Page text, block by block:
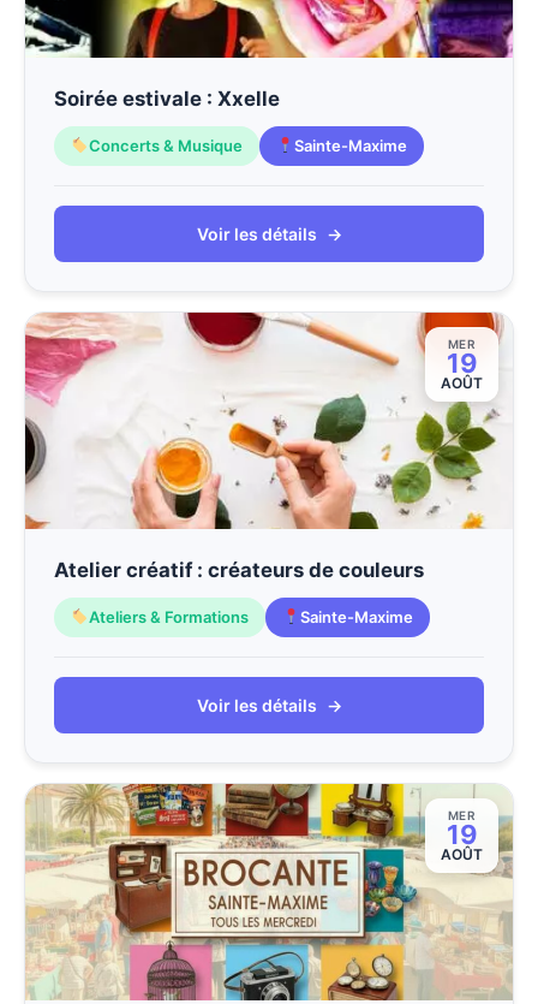
Soirée estivale : Xxelle
Concerts & Musique Sainte-Maxime
Voir les détails →
MER
19
AOÛT
Atelier créatif : créateurs de couleurs
Ateliers & Formations Sainte-Maxime
Voir les détails →
MER
19
AOÛT